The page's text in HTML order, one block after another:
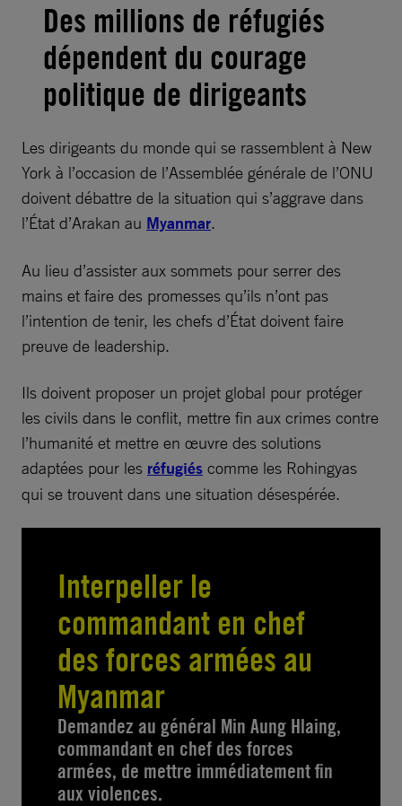
Des millions de réfugiés
dépendent du courage
politique de dirigeants
Les dirigeants du monde qui se rassemblent à New
York à l’occasion de l’Assemblée générale de l’ONU
doivent débattre de la situation qui s’aggrave dans
l’État d’Arakan au Myanmar.
Au lieu d’assister aux sommets pour serrer des
mains et faire des promesses qu’ils n’ont pas
l’intention de tenir, les chefs d’État doivent faire
preuve de leadership.
Ils doivent proposer un projet global pour protéger
les civils dans le conflit, mettre fin aux crimes contre
l’humanité et mettre en œuvre des solutions
adaptées pour les réfugiés comme les Rohingyas
qui se trouvent dans une situation désespérée.
Interpeller le
commandant en chef
des forces armées au
Myanmar
Demandez au général Min Aung Hlaing,
commandant en chef des forces
armées, de mettre immédiatement fin
aux violences.